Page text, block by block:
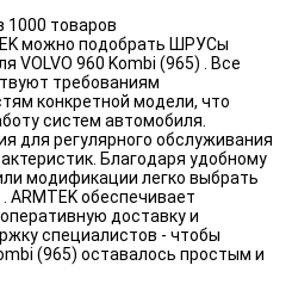
1000 товаров
можно подобрать ШРУСы
VOLVO 960 Kombi (965) . Все
требованиям
конкретной модели, что
систем автомобиля.
для регулярного обслуживания
Благодаря удобному
модификации легко выбрать
обеспечивает
доставку и
специалистов - чтобы
(965) оставалось простым и